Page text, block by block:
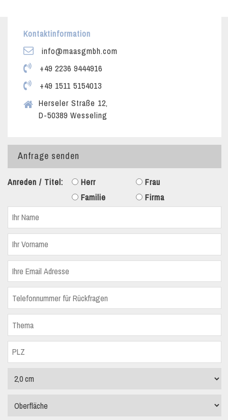
Kontaktinformation
info@maasgmbh.com
+49 2236 9444916
+49 1511 5154013
Herseler Straße 12,
D-50389 Wesseling
Anfrage senden
Anreden / Titel: Herr
Frau
Familie
Firma